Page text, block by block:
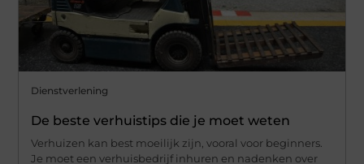
Dienstverlening
De beste verhuistips die je moet weten
Verhuizen kan best moeilijk zijn, vooral voor beginners.
Je moet een verhuisbedrijf inhuren en nadenken over